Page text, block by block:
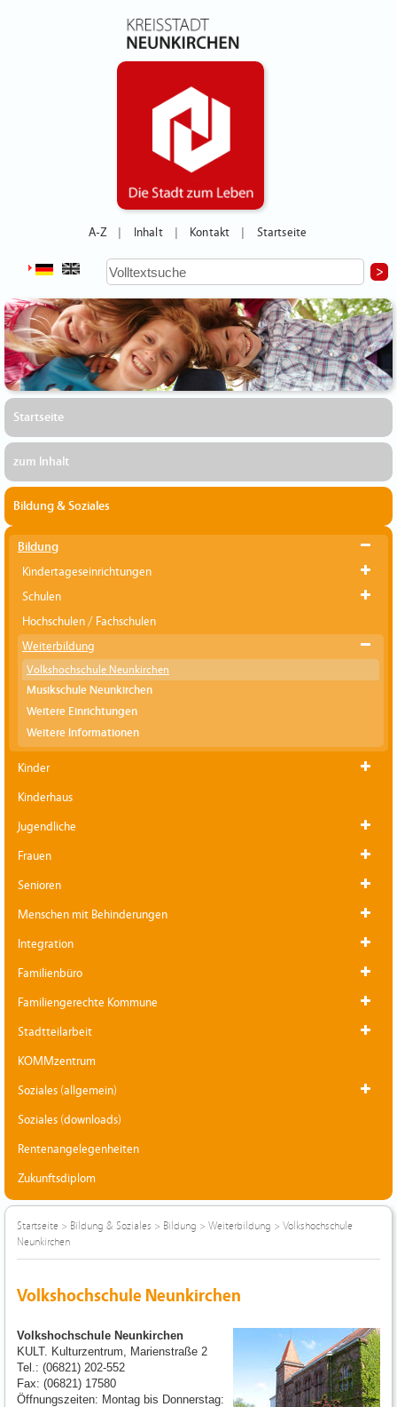
A-Z Inhalt Kontakt Startseite
Startseite
zum Inhalt
Bildung & Soziales
Bildung
Kindertageseinrichtungen
Schulen
Hochschulen / Fachschulen
Weiterbildung
Volkshochschule Neunkirchen
Musikschule Neunkirchen
Weitere Einrichtungen
Weitere Informationen
Kinder
Kinderhaus
Jugendliche
Frauen
Senioren
Menschen mit Behinderungen
Integration
Familienbüro
Familiengerechte Kommune
Stadtteilarbeit
KOMMzentrum
Soziales (allgemein)
Soziales (downloads)
Rentenangelegenheiten
Zukunftsdiplom
Startseite > Bildung & Soziales > Bildung > Weiterbildung > Volkshochschule
Neunkirchen
Volkshochschule Neunkirchen
Volkshochschule Neunkirchen
KULT. Kulturzentrum, Marienstraße 2
Tel.: (06821) 202-552
Fax: (06821) 17580
Öffnungszeiten: Montag bis Donnerstag: